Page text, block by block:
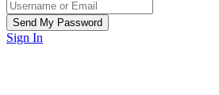
Sign In